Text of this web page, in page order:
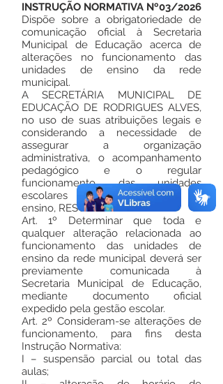
INSTRUÇÃO NORMATIVA Nº03/2026
Dispõe sobre a obrigatoriedade de
comunicação oficial à Secretaria
Municipal de Educação acerca de
alterações no funcionamento das
unidades de ensino da rede
municipal.
A SECRETÁRIA MUNICIPAL DE
EDUCAÇÃO DE RODRIGUES ALVES,
no uso de suas atribuições legais e
considerando a necessidade de
assegurar a organização
administrativa, o acompanhamento
pedagógico e o regular
funcionamento das unidades
escolares da rede municipal de
ensino, RESOLVE:
Art. 1º Determinar que toda e
qualquer alteração relacionada ao
funcionamento das unidades de
ensino da rede municipal deverá ser
previamente comunicada à
Secretaria Municipal de Educação,
mediante documento oficial
expedido pela gestão escolar.
Art. 2º Consideram-se alterações de
funcionamento, para fins desta
Instrução Normativa:
I – suspensão parcial ou total das
aulas;